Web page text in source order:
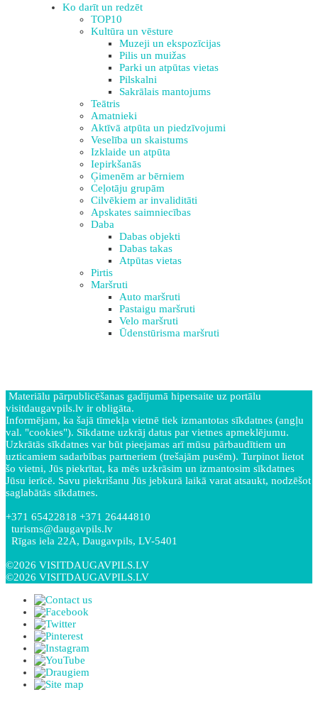
Ko darīt un redzēt
TOP10
Kultūra un vēsture
Muzeji un ekspozīcijas
Pilis un muižas
Parki un atpūtas vietas
Pilskalni
Sakrālais mantojums
Teātris
Amatnieki
Aktīvā atpūta un piedzīvojumi
Veselība un skaistums
Izklaide un atpūta
Iepirkšanās
Ģimenēm ar bērniem
Ceļotāju grupām
Cilvēkiem ar invaliditāti
Apskates saimniecības
Daba
Dabas objekti
Dabas takas
Atpūtas vietas
Pirtis
Maršruti
Auto maršruti
Pastaigu maršruti
Velo maršruti
Ūdenstūrisma maršruti
Materiālu pārpublicēšanas gadījumā hipersaite uz portālu
visitdaugavpils.lv ir obligāta.
Informējam, ka šajā tīmekļa vietnē tiek izmantotas sīkdatnes (angļu
val. "cookies"). Sīkdatne uzkrāj datus par vietnes apmeklējumu.
Uzkrātās sīkdatnes var būt pieejamas arī mūsu pārbaudītiem un
uzticamiem sadarbības partneriem (trešajām pusēm). Turpinot lietot
šo vietni, Jūs piekrītat, ka mēs uzkrāsim un izmantosim sīkdatnes
Jūsu ierīcē. Savu piekrišanu Jūs jebkurā laikā varat atsaukt, nodzēšot
saglabātās sīkdatnes.
+371 65422818 +371 26444810
turisms@daugavpils.lv
Rīgas iela 22A, Daugavpils, LV-5401
©2026 VISITDAUGAVPILS.LV
©2026 VISITDAUGAVPILS.LV